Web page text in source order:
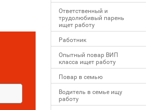
Ответственный и
трудолюбивый парень
ищет работу
Работник
Опытный повар ВИП
класса ищет работу
Повар в семью
Водитель в семье ищу
работу